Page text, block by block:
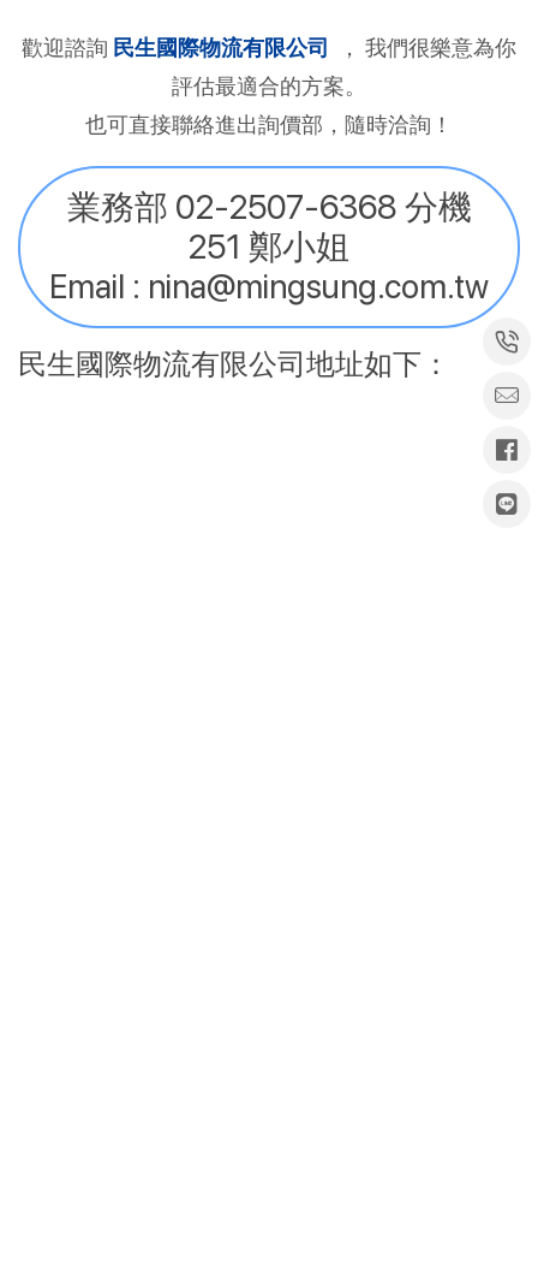
歡迎諮詢 民生國際物流有限公司
， 我們很樂意為你
評估最適合的方案。
也可直接聯絡進出詢價部，隨時洽詢！
業務部 02-2507-6368 分機
251 鄭小姐
Email : nina@mingsung.com.tw
民生國際物流有限公司地址如下：